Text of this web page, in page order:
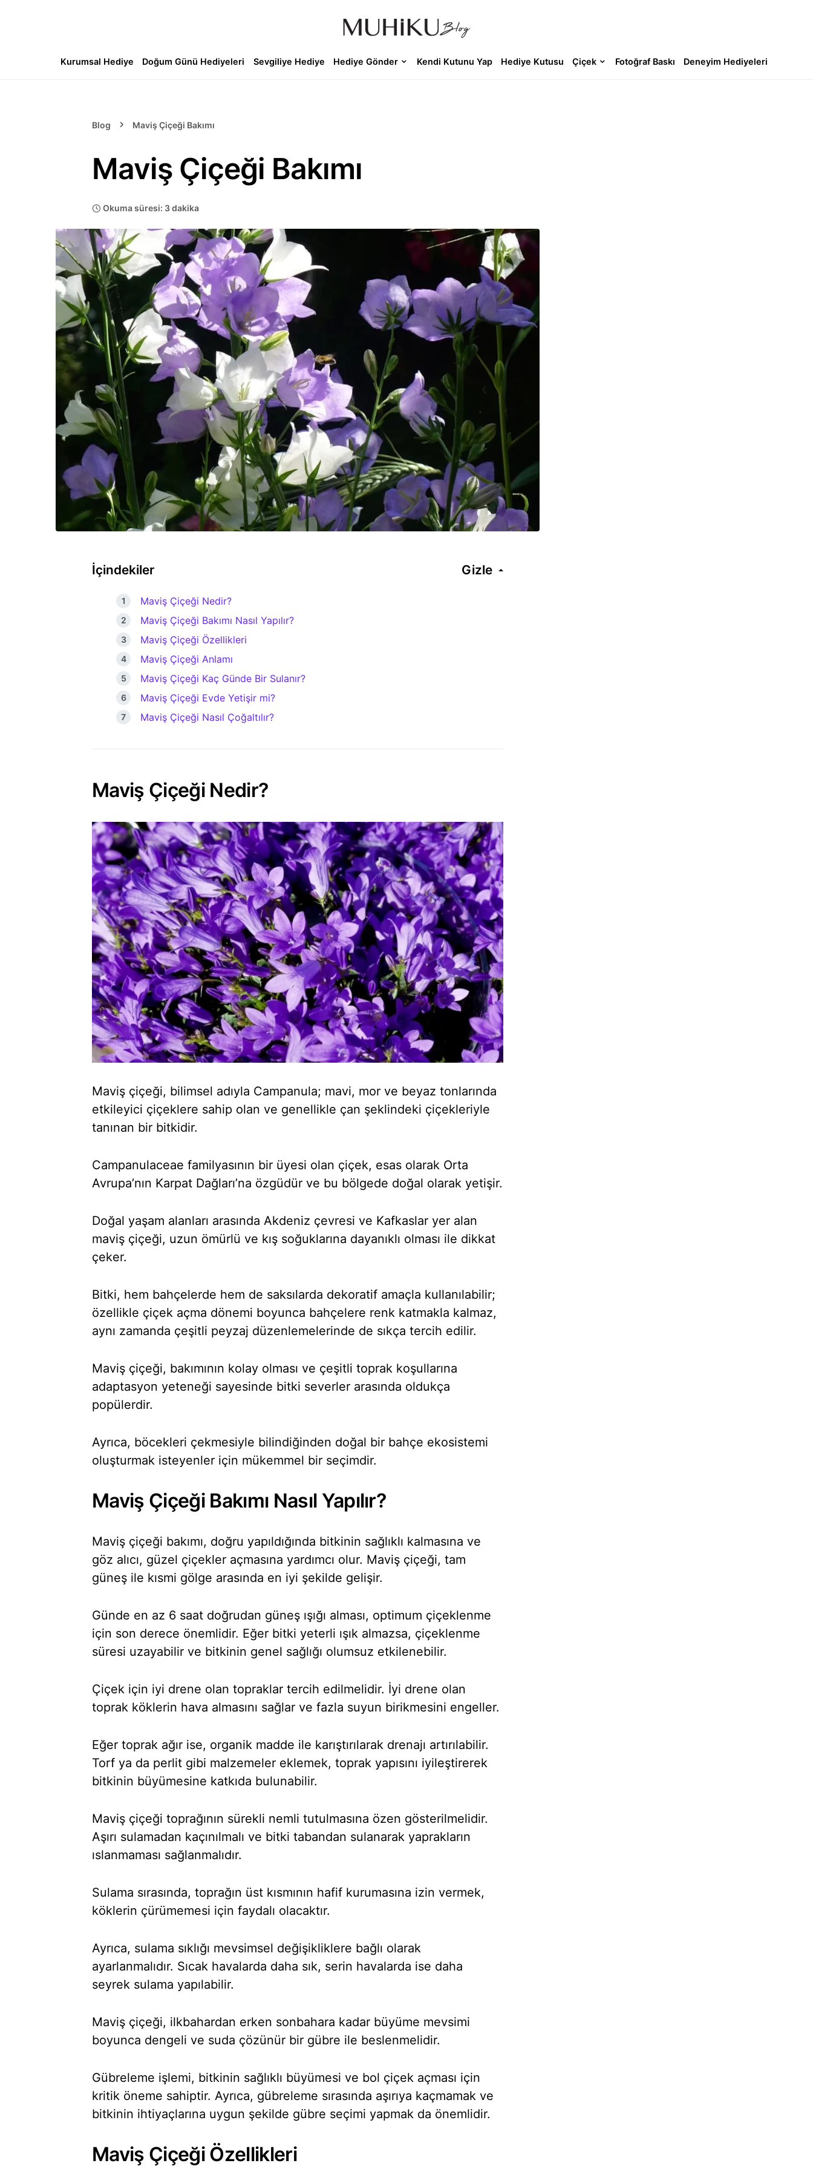
Kurumsal Hediye Doğum Günü Hediyeleri Sevgiliye Hediye Hediye Gönder Kendi Kutunu Yap Hediye Kutusu Çiçek Fotoğraf Baskı Deneyim Hediyeleri
Blog Maviş Çiçeği Bakımı
Maviş Çiçeği Bakımı
Okuma süresi: 3 dakika
İçindekiler Gizle
Maviş Çiçeği Nedir?
Maviş Çiçeği Bakımı Nasıl Yapılır?
Maviş Çiçeği Özellikleri
Maviş Çiçeği Anlamı
Maviş Çiçeği Kaç Günde Bir Sulanır?
Maviş Çiçeği Evde Yetişir mi?
Maviş Çiçeği Nasıl Çoğaltılır?
Maviş Çiçeği Nedir?
Maviş çiçeği, bilimsel adıyla Campanula; mavi, mor ve beyaz tonlarında
etkileyici çiçeklere sahip olan ve genellikle çan şeklindeki çiçekleriyle
tanınan bir bitkidir.
Campanulaceae familyasının bir üyesi olan çiçek, esas olarak Orta
Avrupa’nın Karpat Dağları’na özgüdür ve bu bölgede doğal olarak yetişir.
Doğal yaşam alanları arasında Akdeniz çevresi ve Kafkaslar yer alan
maviş çiçeği, uzun ömürlü ve kış soğuklarına dayanıklı olması ile dikkat
çeker.
Bitki, hem bahçelerde hem de saksılarda dekoratif amaçla kullanılabilir;
özellikle çiçek açma dönemi boyunca bahçelere renk katmakla kalmaz,
aynı zamanda çeşitli peyzaj düzenlemelerinde de sıkça tercih edilir.
Maviş çiçeği, bakımının kolay olması ve çeşitli toprak koşullarına
adaptasyon yeteneği sayesinde bitki severler arasında oldukça
popülerdir.
Ayrıca, böcekleri çekmesiyle bilindiğinden doğal bir bahçe ekosistemi
oluşturmak isteyenler için mükemmel bir seçimdir.
Maviş Çiçeği Bakımı Nasıl Yapılır?
Maviş çiçeği bakımı, doğru yapıldığında bitkinin sağlıklı kalmasına ve
göz alıcı, güzel çiçekler açmasına yardımcı olur. Maviş çiçeği, tam
güneş ile kısmi gölge arasında en iyi şekilde gelişir.
Günde en az 6 saat doğrudan güneş ışığı alması, optimum çiçeklenme
için son derece önemlidir. Eğer bitki yeterli ışık almazsa, çiçeklenme
süresi uzayabilir ve bitkinin genel sağlığı olumsuz etkilenebilir.
Çiçek için iyi drene olan topraklar tercih edilmelidir. İyi drene olan
toprak köklerin hava almasını sağlar ve fazla suyun birikmesini engeller.
Eğer toprak ağır ise, organik madde ile karıştırılarak drenajı artırılabilir.
Torf ya da perlit gibi malzemeler eklemek, toprak yapısını iyileştirerek
bitkinin büyümesine katkıda bulunabilir.
Maviş çiçeği toprağının sürekli nemli tutulmasına özen gösterilmelidir.
Aşırı sulamadan kaçınılmalı ve bitki tabandan sulanarak yaprakların
ıslanmaması sağlanmalıdır.
Sulama sırasında, toprağın üst kısmının hafif kurumasına izin vermek,
köklerin çürümemesi için faydalı olacaktır.
Ayrıca, sulama sıklığı mevsimsel değişikliklere bağlı olarak
ayarlanmalıdır. Sıcak havalarda daha sık, serin havalarda ise daha
seyrek sulama yapılabilir.
Maviş çiçeği, ilkbahardan erken sonbahara kadar büyüme mevsimi
boyunca dengeli ve suda çözünür bir gübre ile beslenmelidir.
Gübreleme işlemi, bitkinin sağlıklı büyümesi ve bol çiçek açması için
kritik öneme sahiptir. Ayrıca, gübreleme sırasında aşırıya kaçmamak ve
bitkinin ihtiyaçlarına uygun şekilde gübre seçimi yapmak da önemlidir.
Maviş Çiçeği Özellikleri